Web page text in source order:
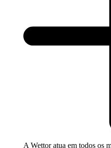
A Wettor atua em todos os